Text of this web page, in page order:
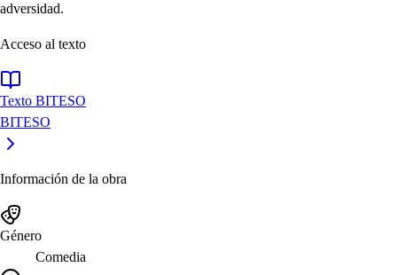
adversidad.
Acceso al texto
Texto BITESO
BITESO
Información de la obra
Género
Comedia